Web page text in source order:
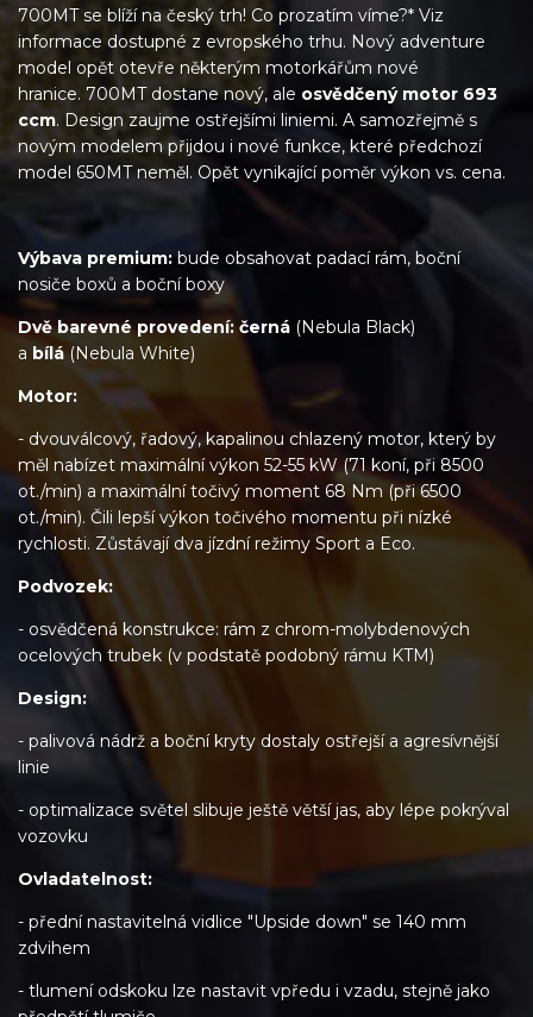
700MT se blíží na český trh! Co prozatím víme?* Viz
informace dostupné z evropského trhu. Nový adventure
model opět otevře některým motorkářům nové
hranice. 700MT dostane nový, ale osvědčený motor 693
ccm. Design zaujme ostřejšími liniemi. A samozřejmě s
novým modelem přijdou i nové funkce, které předchozí
model 650MT neměl. Opět vynikající poměr výkon vs. cena.
Výbava premium:bude obsahovat padací rám, boční
nosiče boxů a boční boxy
Dvě barevné provedení: černá (Nebula Black)
a bílá (Nebula White)
Motor:
- dvouválcový, řadový, kapalinou chlazený motor, který by
měl nabízet maximální výkon 52-55 kW (71 koní, při 8500
ot./min) a maximální točivý moment 68 Nm (při 6500
ot./min). Čili lepší výkon točivého momentu při nízké
rychlosti. Zůstávají dva jízdní režimy Sport a Eco.
Podvozek:
- osvědčená konstrukce: rám z chrom-molybdenových
ocelových trubek (v podstatě podobný rámu KTM)
Design:
- palivová nádrž a boční kryty dostaly ostřejší a agresívnější
linie
- optimalizace světel slibuje ještě větší jas, aby lépe pokrýval
vozovku
Ovladatelnost:
- přední nastavitelná vidlice "Upside down" se 140 mm
zdvihem
- tlumení odskoku lze nastavit vpředu i vzadu, stejně jako